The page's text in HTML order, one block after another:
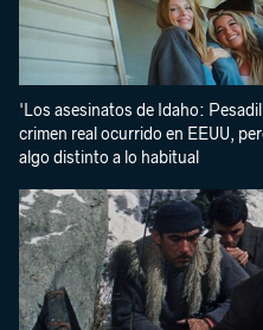
'Los asesinatos de Idaho:
crimen real ocurrido en EEUU,
algo distinto a lo habitual